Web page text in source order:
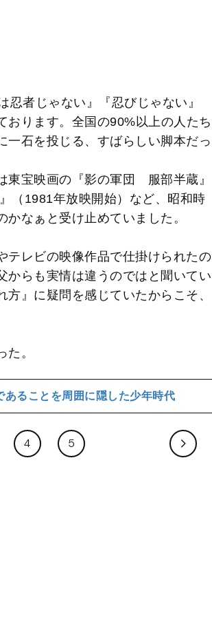
忍者じゃない』『忍びじゃない』
おります。全国の90%以上の人たち
一石を投じる、すばらしい脚本だっ
東宝映画の『影の軍団 服部半蔵』
（1981年放映開始）など、昭和時
なぁと受け止めていました。
テレビの映像作品で仕掛けられたの
からも実情は違うのではと聞いてい
』に疑問を感じていたからこそ、
。
ることを周囲に隠した少年時代
4 5